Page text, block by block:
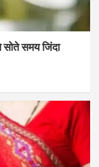
सोते समय जिंदा